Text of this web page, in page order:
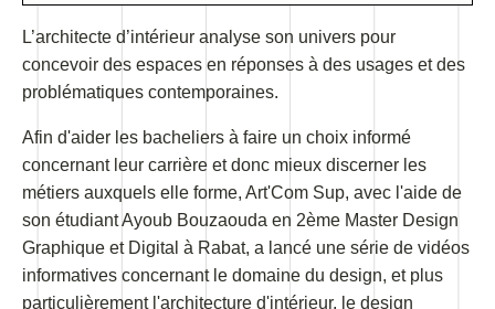
L’architecte d’intérieur analyse son univers pour
concevoir des espaces en réponses à des usages et des
problématiques contemporaines.
Afin d'aider les bacheliers à faire un choix informé
concernant leur carrière et donc mieux discerner les
métiers auxquels elle forme, Art'Com Sup, avec l'aide de
son étudiant Ayoub Bouzaouda en 2ème Master Design
Graphique et Digital à Rabat, a lancé une série de vidéos
informatives concernant le domaine du design, et plus
particulièrement l'architecture d'intérieur, le design